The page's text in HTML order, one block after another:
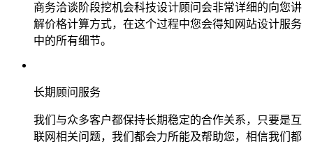
商务洽谈阶段挖机会科技设计顾问会非常详细的向您讲
解价格计算方式，在这个过程中您会得知网站设计服务
中的所有细节。
长期顾问服务
我们与众多客户都保持长期稳定的合作关系，只要是互
联网相关问题，我们都会力所能及帮助您，相信我们都